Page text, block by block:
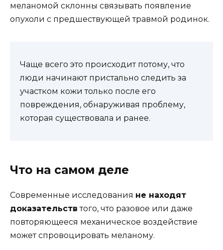
меланомой склонны связывать появление
опухоли с предшествующей травмой родинок.
Чаще всего это происходит потому, что
люди начинают пристально следить за
участком кожи только после его
повреждения, обнаруживая проблему,
которая существовала и ранее.
Что на самом деле
Современные исследования не находят
доказательств того, что разовое или даже
повторяющееся механическое воздействие
может спровоцировать меланому.